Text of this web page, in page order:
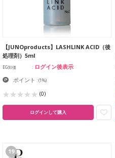
【JUNOproducts】LASHLINK ACID（後
処理剤）5ml
EG卸価 ログイン後表示
ポイント :(1%)
(0)
ログインして購入
19